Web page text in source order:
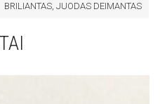
BRILIANTAS, JUODAS DEIMANTAS